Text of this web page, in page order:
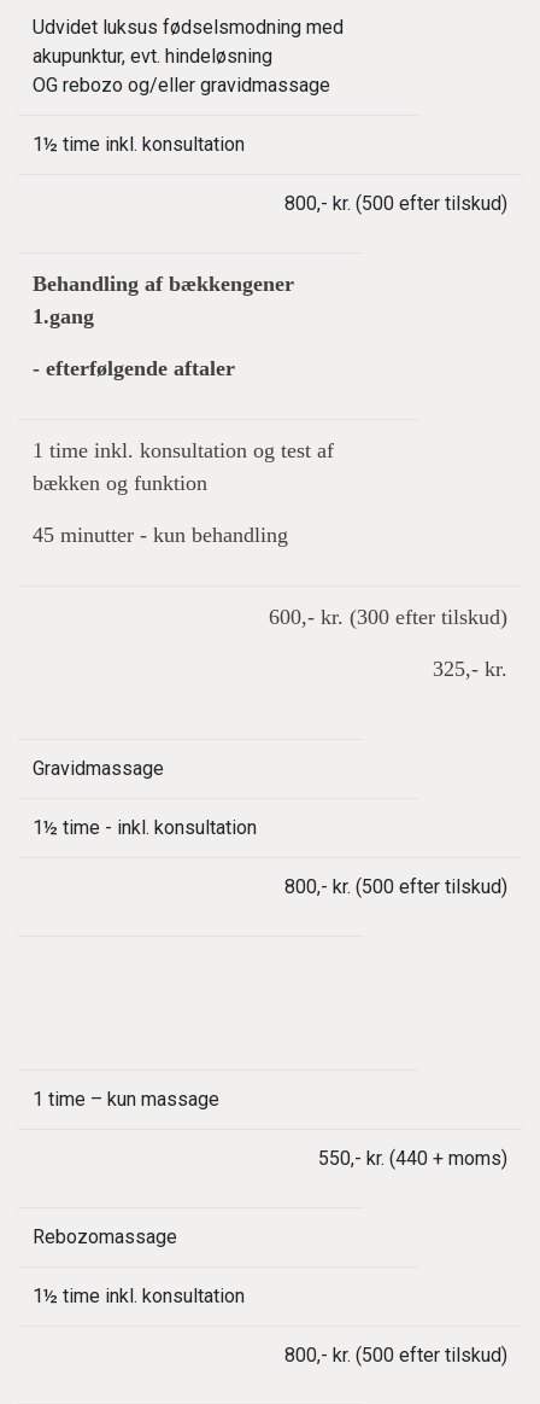
Udvidet luksus fødselsmodning med
akupunktur, evt. hindeløsning
OG rebozo og/eller gravidmassage
1½ time inkl. konsultation
800,- kr. (500 efter tilskud)
Behandling af bækkengener
1.gang
- efterfølgende aftaler
1 time inkl. konsultation og test af
bækken og funktion
45 minutter - kun behandling
600,- kr. (300 efter tilskud)
325,- kr.
Gravidmassage
1½ time - inkl. konsultation
800,- kr. (500 efter tilskud)
1 time – kun massage
550,- kr. (440 + moms)
Rebozomassage
1½ time inkl. konsultation
800,- kr. (500 efter tilskud)